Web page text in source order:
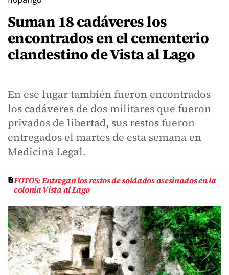
Suman 18 cadáveres los
encontrados en el cementerio
clandestino de Vista al Lago
En ese lugar también fueron encontrados
los cadáveres de dos militares que fueron
privados de libertad, sus restos fueron
entregados el martes de esta semana en
Medicina Legal.
FOTOS: Entregan los restos de soldados asesinados en la
colonia Vista al Lago